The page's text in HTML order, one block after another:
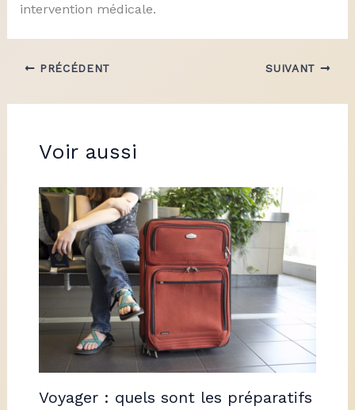
intervention médicale.
PRÉCÉDENT SUIVANT
Voir aussi
Voyager : quels sont les préparatifs